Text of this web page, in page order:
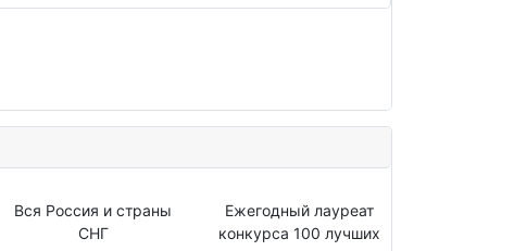
Вся Россия и страны
СНГ
Ежегодный лауреат
конкурса 100 лучших